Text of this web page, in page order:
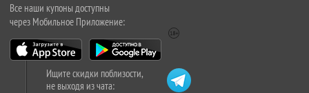
Все наши купоны доступны
через Мобильное Приложение:
Ищите скидки поблизости,
не выходя из чата: